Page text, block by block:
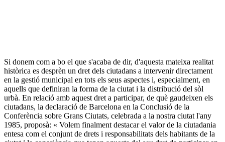
Si donem com a bo el que s'acaba de dir, d'aquesta mateixa realitat
històrica es desprèn un dret dels ciutadans a intervenir directament
en la gestió municipal en tots els seus aspectes i, especialment, en
aquells que definiran la forma de la ciutat i la distribució del sòl
urbà. En relació amb aquest dret a participar, de què gaudeixen els
ciutadans, la declaració de Barcelona en la Conclusió de la
Conferència sobre Grans Ciutats, celebrada a la nostra ciutat l'any
1985, proposà: « Volem finalment destacar el valor de la ciutadania
entesa com el conjunt de drets i responsabilitats dels habitants de la